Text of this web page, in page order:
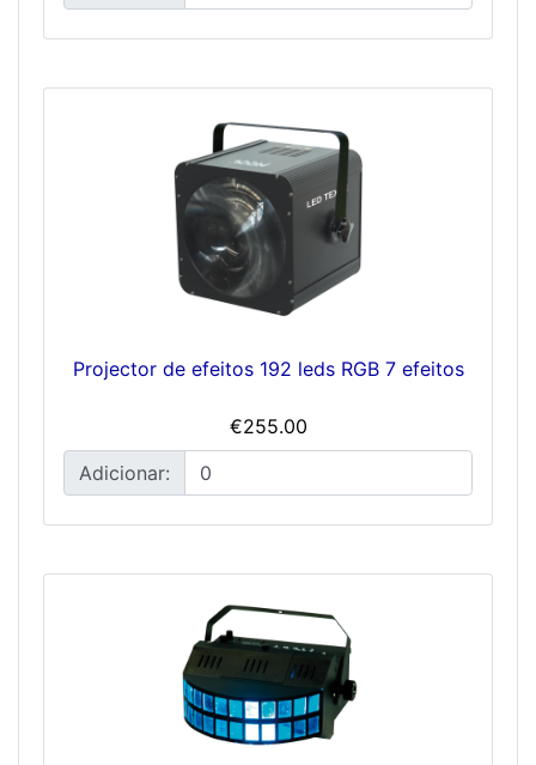
Projector de efeitos 192 leds RGB 7 efeitos
€255.00
Adicionar: